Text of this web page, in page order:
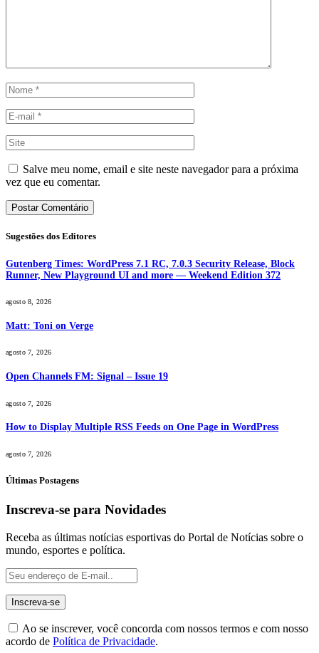
Salve meu nome, email e site neste navegador para a próxima
vez que eu comentar.
Sugestões dos Editores
Gutenberg Times: WordPress 7.1 RC, 7.0.3 Security Release, Block
Runner, New Playground UI and more — Weekend Edition 372
agosto 8, 2026
Matt: Toni on Verge
agosto 7, 2026
Open Channels FM: Signal – Issue 19
agosto 7, 2026
How to Display Multiple RSS Feeds on One Page in WordPress
agosto 7, 2026
Últimas Postagens
Inscreva-se para Novidades
Receba as últimas notícias esportivas do Portal de Notícias sobre o
mundo, esportes e política.
Ao se inscrever, você concorda com nossos termos e com nosso
acordo de Política de Privacidade.